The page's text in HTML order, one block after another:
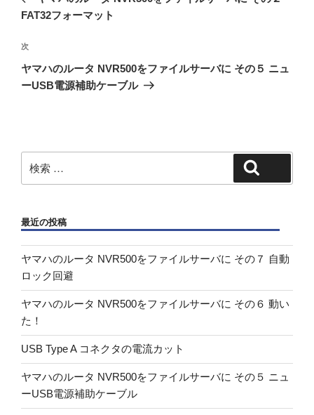
ナ
ゲ
ー
シ
の
稿
FAT32フォーマット
次
の
次
ヤマハのルータ NVR500をファイルサーバに その５ ニュ
ーUSB電源補助ケーブル
索:
最近の投稿
ヤマハのルータ NVR500をファイルサーバに その７ 自動
ロック回避
ヤマハのルータ NVR500をファイルサーバに その６ 動い
た！
USB Type A コネクタの電流カット
ヤマハのルータ NVR500をファイルサーバに その５ ニュ
ーUSB電源補助ケーブル